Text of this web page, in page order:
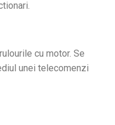
cu motor. Se
unei telecomenzi